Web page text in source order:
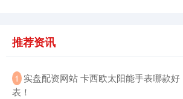
推荐资讯
1 实盘配资网站 卡西欧太阳能手表哪款
表！